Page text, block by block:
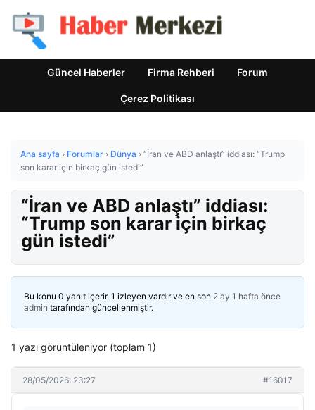
Güncel Haberler Firma Rehberi Forum
Çerez Politikası
Ana sayfa › Forumlar › Dünya › “İran ve ABD anlaştı” iddiası: “Trump
son karar için birkaç gün istedi”
“İran ve ABD anlaştı” iddiası:
“Trump son karar için birkaç
gün istedi”
Bu konu 0 yanıt içerir, 1 izleyen vardır ve en son 2 ay 1 hafta önce
admin tarafından güncellenmiştir.
1 yazı görüntüleniyor (toplam 1)
28/05/2026: 23:27 #16017